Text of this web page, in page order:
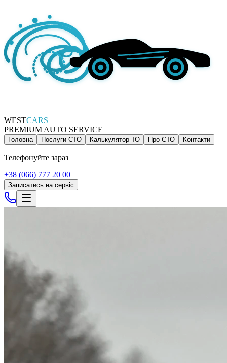
WESTCARS
PREMIUM AUTO SERVICE
Головна Послуги СТО Калькулятор ТО Про СТО Контакти
Телефонуйте зараз
+38 (066) 777 20 00
Записатись на сервіс